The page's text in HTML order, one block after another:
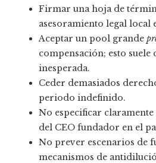
Firmar una hoja de
asesoramiento legal local
Aceptar un pool grande
compensación; esto suele
inesperada.
Ceder demasiados
periodo indefinido.
No especificar
del CEO fundador en el
No prever escenarios de
mecanismos de